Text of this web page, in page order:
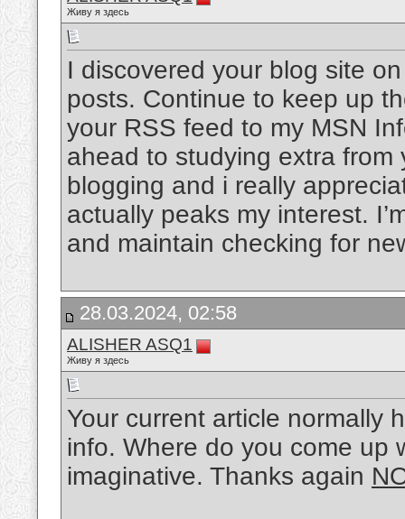
Живу я здесь
I discovered your blog site
posts. Continue to keep up
your RSS feed to my MSN
ahead to studying extra
blogging and i really
actually peaks my interest.
and maintain checking for
28.03.2024, 02:58
ALISHER ASQ1
Живу я здесь
Your current article normally
info. Where do you come up
imaginative. Thanks again